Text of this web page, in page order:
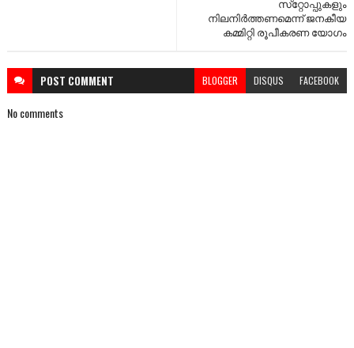
സ്‌റ്റോപ്പുകളും
നിലനിർത്തണമെന്ന് ജനകീയ
കമ്മിറ്റി രൂപീകരണ യോഗം
POST COMMENT BLOGGER DISQUS FACEBOOK
No comments